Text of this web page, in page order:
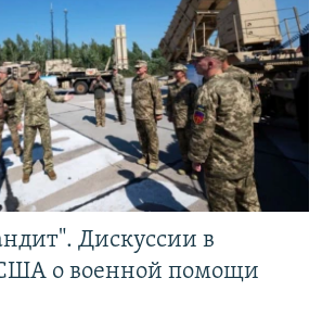
Дискуссии в
о военной помощи